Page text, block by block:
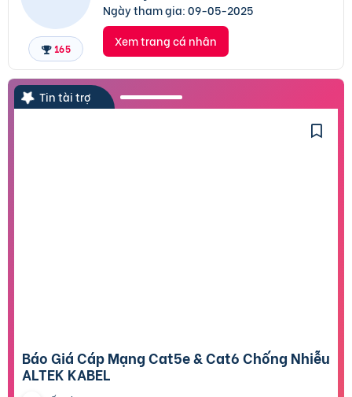
165
Ngày tham gia:09-05-2025
Xem trang cá nhân
Tin tài trợ
Báo Giá Cáp Mạng Cat5e & Cat6 Chống Nhiễu
ALTEK KABEL